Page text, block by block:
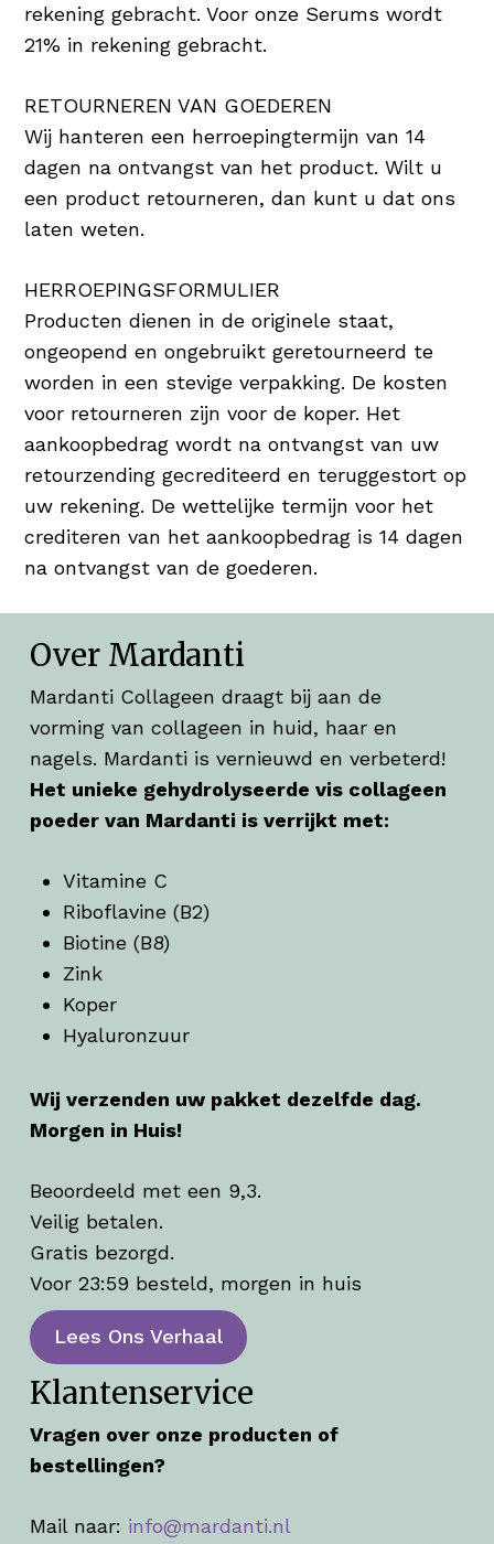
rekening gebracht. Voor onze Serums wordt
21% in rekening gebracht.
RETOURNEREN VAN GOEDEREN
Wij hanteren een herroepingtermijn van 14
dagen na ontvangst van het product. Wilt u
een product retourneren, dan kunt u dat ons
laten weten.
HERROEPINGSFORMULIER
Producten dienen in de originele staat,
ongeopend en ongebruikt geretourneerd te
worden in een stevige verpakking. De kosten
voor retourneren zijn voor de koper. Het
aankoopbedrag wordt na ontvangst van uw
retourzending gecrediteerd en teruggestort op
uw rekening. De wettelijke termijn voor het
crediteren van het aankoopbedrag is 14 dagen
na ontvangst van de goederen.
Over Mardanti
Mardanti Collageen draagt bij aan de
vorming van collageen in huid, haar en
nagels. Mardanti is vernieuwd en verbeterd!
Het unieke gehydrolyseerde vis collageen
poeder van Mardanti is verrijkt met:
Vitamine C
Riboflavine (B2)
Biotine (B8)
Zink
Koper
Hyaluronzuur
Wij verzenden uw pakket dezelfde dag.
Morgen in Huis!
Beoordeeld met een 9,3.
Veilig betalen.
Gratis bezorgd.
Voor 23:59 besteld, morgen in huis
Lees Ons Verhaal
Klantenservice
Vragen over onze producten of
bestellingen?
Mail naar: info@mardanti.nl